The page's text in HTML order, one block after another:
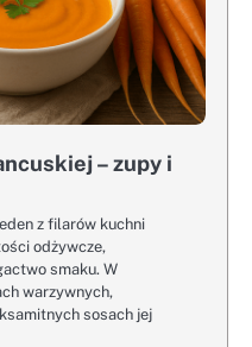
– zupy i
z filarów kuchni
odżywcze,
smaku. W
warzywnych,
sosach jej